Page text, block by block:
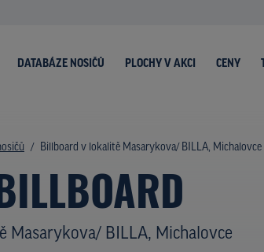
DATABÁZE NOSIČŮ PLOCHY V AKCI CENY
Billboard v lokalitě Masarykova/ BILLA, Michalovce
Masarykova/ BILLA, Michalovce